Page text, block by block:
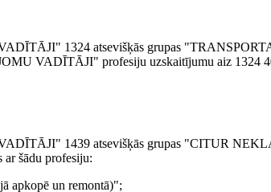
VADĪTĀJI" 1324 atsevišķās grupas
VADĪTĀJI" profesiju uzskaitījumu aiz 1324 40
VADĪTĀJI" 1439 atsevišķās grupas "CITUR
šādu profesiju:
apkopē un remontā)";